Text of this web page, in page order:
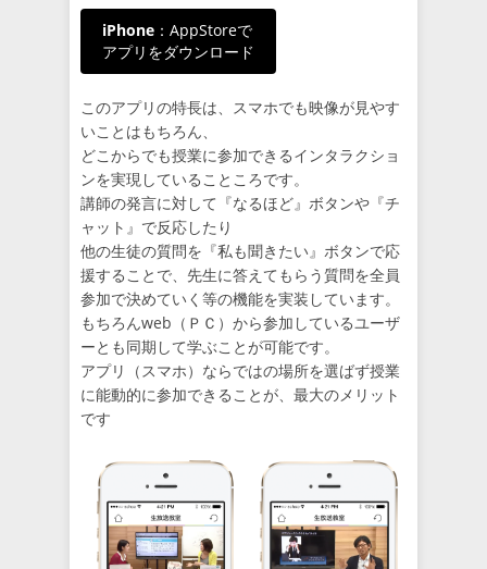
iPhone ：AppStoreで
アプリをダウンロード
このアプリの特長は、スマホでも映像が見やす
いことはもちろん、
どこからでも授業に参加できるインタラクショ
ンを実現していることころです。
講師の発言に対して『なるほど』ボタンや『チ
ャット』で反応したり
他の生徒の質問を『私も聞きたい』ボタンで応
援することで、先生に答えてもらう質問を全員
参加で決めていく等の機能を実装しています。
もちろんweb（ＰＣ）から参加しているユーザ
ーとも同期して学ぶことが可能です。
アプリ（スマホ）ならではの場所を選ばず授業
に能動的に参加できることが、最大のメリット
です